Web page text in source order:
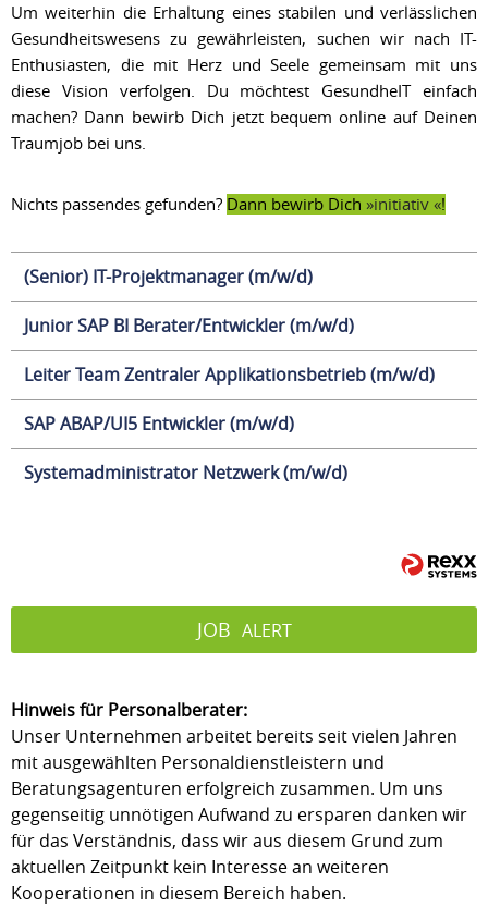
Um weiterhin die Erhaltung eines stabilen und verlässlichen
Gesundheitswesens zu gewährleisten, suchen wir nach IT-
Enthusiasten, die mit Herz und Seele gemeinsam mit uns
diese Vision verfolgen. Du möchtest GesundheIT einfach
machen? Dann bewirb Dich jetzt bequem online auf Deinen
Traumjob bei uns.
Nichts passendes gefunden? Dann bewirb Dich initiativ !
(Senior) IT-Projektmanager (m/w/d)
Junior SAP BI Berater/Entwickler (m/w/d)
Leiter Team Zentraler Applikationsbetrieb (m/w/d)
SAP ABAP/UI5 Entwickler (m/w/d)
Systemadministrator Netzwerk (m/w/d)
JOB ALERT
Hinweis für Personalberater:
Unser Unternehmen arbeitet bereits seit vielen Jahren
mit ausgewählten Personaldienstleistern und
Beratungsagenturen erfolgreich zusammen. Um uns
gegenseitig unnötigen Aufwand zu ersparen danken wir
für das Verständnis, dass wir aus diesem Grund zum
aktuellen Zeitpunkt kein Interesse an weiteren
Kooperationen in diesem Bereich haben.